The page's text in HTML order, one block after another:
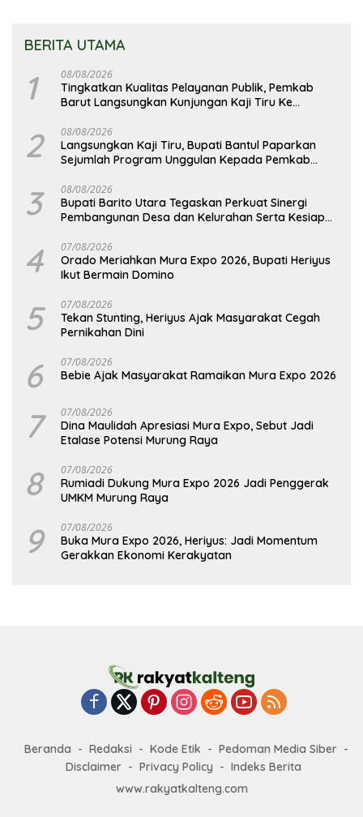
BERITA UTAMA
1 08/08/2026
Tingkatkan Kualitas Pelayanan Publik, Pemkab
Barut Langsungkan Kunjungan Kaji Tiru Ke
2 08/08/2026
Langsungkan Kaji Tiru, Bupati Bantul Paparkan
Sejumlah Program Unggulan Kepada Pemkab
3 08/08/2026
Bupati Barito Utara Tegaskan Perkuat Sinergi
Pembangunan Desa dan Kelurahan Serta Kesiapan
4 07/08/2026
Orado Meriahkan Mura Expo 2026, Bupati Heriyus
Ikut Bermain Domino
5 07/08/2026
Tekan Stunting, Heriyus Ajak Masyarakat Cegah
Pernikahan Dini
6 07/08/2026
Bebie Ajak Masyarakat Ramaikan Mura Expo 2026
7 07/08/2026
Dina Maulidah Apresiasi Mura Expo, Sebut Jadi
Etalase Potensi Murung Raya
8 07/08/2026
Rumiadi Dukung Mura Expo 2026 Jadi Penggerak
UMKM Murung Raya
9 07/08/2026
Buka Mura Expo 2026, Heriyus: Jadi Momentum
Gerakkan Ekonomi Kerakyatan
Beranda Redaksi Kode Etik
Pedoman Media Siber
Disclaimer
Privacy Policy
Indeks Berita
www.rakyatkalteng.com